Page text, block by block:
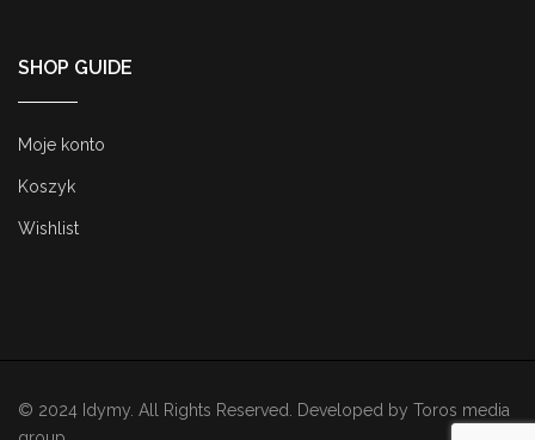
SHOP GUIDE
Moje konto
Koszyk
Wishlist
© 2024 Idymy. All Rights Reserved. Developed by Toros media